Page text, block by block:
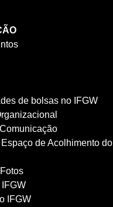
de bolsas no IFGW
Espaço de Acolhimento do
IFGW